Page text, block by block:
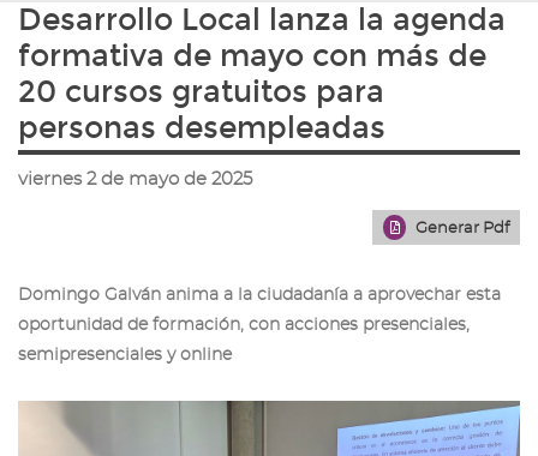
Home
para
a
la
página
de
Desarrollo Local lanza la agenda
formativa de mayo con más de
20 cursos gratuitos para
personas desempleadas
viernes 2 de mayo de 2025
Generar Pdf
Domingo Galván anima a la ciudadanía a aprovechar esta
oportunidad de formación, con acciones presenciales,
semipresenciales y online